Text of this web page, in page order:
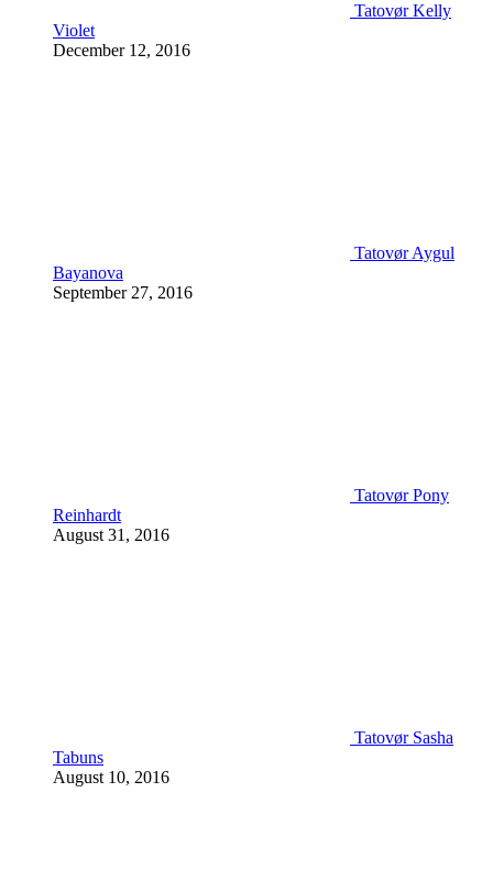
Tatovør Kelly
Violet
December 12, 2016
Tatovør Aygul
Bayanova
September 27, 2016
Tatovør Pony
Reinhardt
August 31, 2016
Tatovør Sasha
Tabuns
August 10, 2016